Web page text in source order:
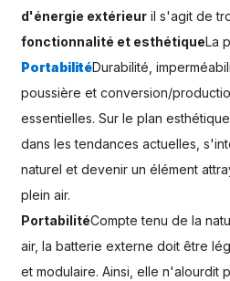
d'énergie extérieuril s'agit de
fonctionnalité et esthétiqueLa
PortabilitéDurabilité,
poussière et conversion/
essentielles. Sur le plan
dans les tendances actuelles,
naturel et devenir un élément
plein air.
PortabilitéCompte tenu de la
air, la batterie externe doit être
et modulaire. Ainsi, elle n'alourdit